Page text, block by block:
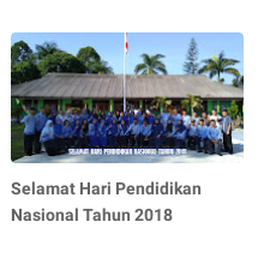
Selamat Hari Pendidikan
Nasional Tahun 2018